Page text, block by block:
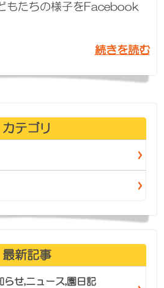
もたちの様子をFacebook
続きを読む
カテゴリ
最新記事
らせ,ニュース,園日記